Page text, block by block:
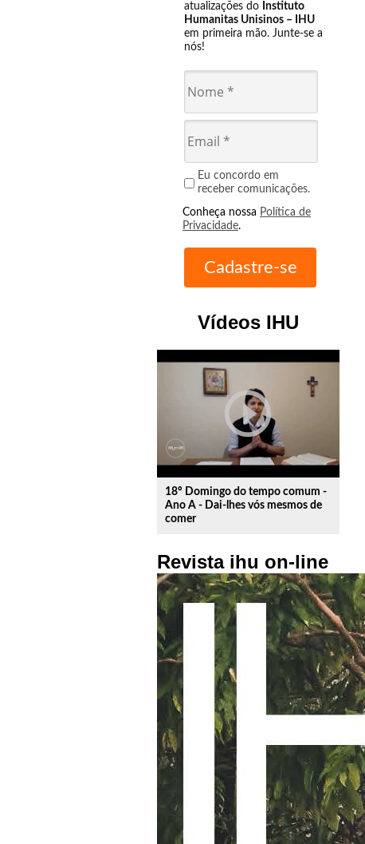
atualizações do Instituto
Humanitas Unisinos – IHU
em primeira mão. Junte-se a
nós!
Eu concordo em
receber comunicações.
Conheça nossa Política de
Privacidade.
Vídeos IHU
play_circle_outline
18º Domingo do tempo comum -
Ano A - Dai-lhes vós mesmos de
comer
Revista ihu on-line